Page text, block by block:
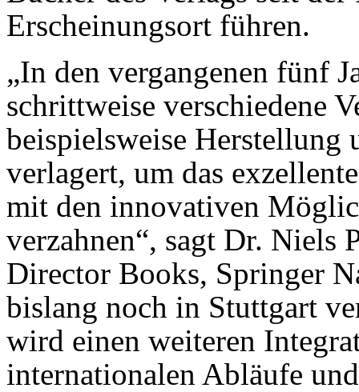
Erscheinungsort führen.
„In den vergangenen fünf
schrittweise verschiedene
beispielsweise Herstellung
verlagert, um das
mit den innovativen
verzahnen“, sagt Dr. Niels
Director Books, Springer
bislang noch in Stuttgart
wird einen weiteren
internationalen Abläufe